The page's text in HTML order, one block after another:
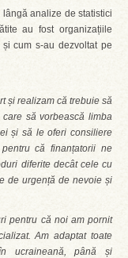
analize de statistici
au fost organizațiile
cum s-au dezvoltat pe
și realizam că trebuie să
să vorbească limba
și să le oferi consiliere
că finanțatorii ne
diferite decât cele cu
de urgență de nevoie și
pentru că noi am pornit
Am adaptat toate
ucraineană, până și